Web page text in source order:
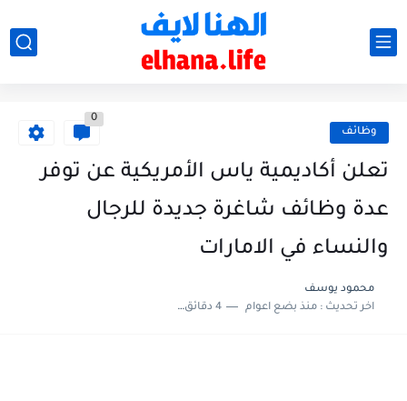
وظائف
0
تعلن أكاديمية ياس الأمريكية عن توفر
عدة وظائف شاغرة جديدة للرجال
والنساء في الامارات
محمود يوسف
اخر تحديث :منذ بضع اعوام 4 دقائق للقراءة